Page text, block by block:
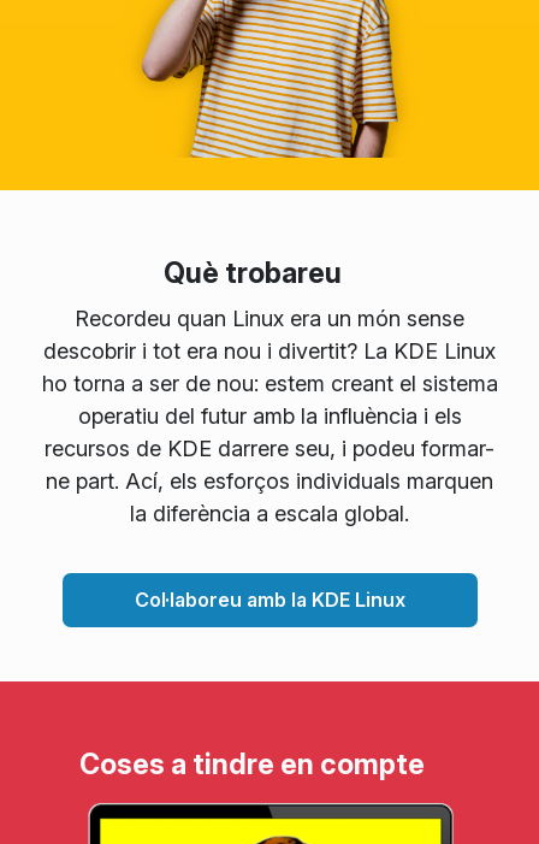
Què trobareu
Recordeu quan Linux era un món sense
descobrir i tot era nou i divertit? La KDE Linux
ho torna a ser de nou: estem creant el sistema
operatiu del futur amb la influència i els
recursos de KDE darrere seu, i podeu formar-
ne part. Ací, els esforços individuals marquen
la diferència a escala global.
Col·laboreu amb la KDE Linux
Coses a tindre en compte